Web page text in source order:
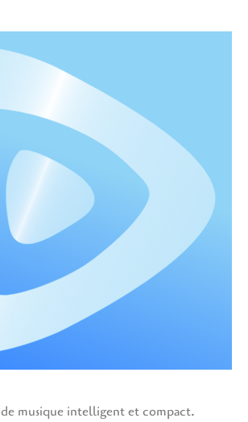
musique intelligent et compact.